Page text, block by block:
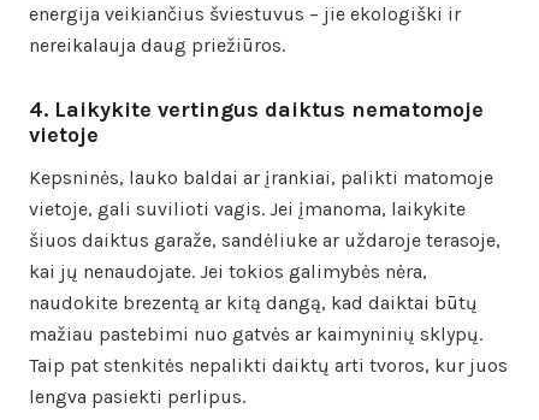
energija veikiančius šviestuvus – jie ekologiški ir
nereikalauja daug priežiūros.
4. Laikykite vertingus daiktus nematomoje
vietoje
Kepsninės, lauko baldai ar įrankiai, palikti matomoje
vietoje, gali suvilioti vagis. Jei įmanoma, laikykite
šiuos daiktus garaže, sandėliuke ar uždaroje terasoje,
kai jų nenaudojate. Jei tokios galimybės nėra,
naudokite brezentą ar kitą dangą, kad daiktai būtų
mažiau pastebimi nuo gatvės ar kaimyninių sklypų.
Taip pat stenkitės nepalikti daiktų arti tvoros, kur juos
lengva pasiekti perlipus.